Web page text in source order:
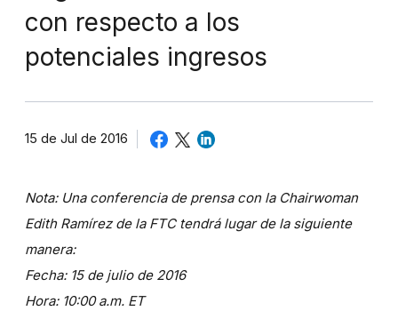
con respecto a los
potenciales ingresos
15 de Jul de 2016
Nota: Una conferencia de prensa con la Chairwoman
Edith Ramírez de la FTC tendrá lugar de la siguiente
manera:
Fecha: 15 de julio de 2016
Hora: 10:00 a.m. ET